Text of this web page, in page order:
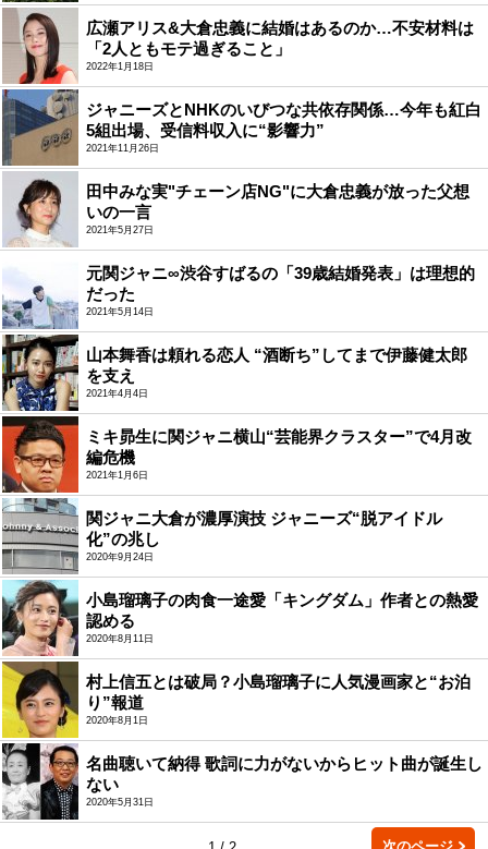
広瀬アリス&大倉忠義に結婚はあるのか…不安材料は
「2人ともモテ過ぎること」
2022年1月18日
ジャニーズとNHKのいびつな共依存関係…今年も紅白
5組出場、受信料収入に“影響力”
2021年11月26日
田中みな実"チェーン店NG"に大倉忠義が放った父想
いの一言
2021年5月27日
元関ジャニ∞渋谷すばるの「39歳結婚発表」は理想的
だった
2021年5月14日
山本舞香は頼れる恋人 “酒断ち”してまで伊藤健太郎
を支え
2021年4月4日
ミキ昴生に関ジャニ横山“芸能界クラスター”で4月改
編危機
2021年1月6日
関ジャニ大倉が濃厚演技 ジャニーズ“脱アイドル
化”の兆し
2020年9月24日
小島瑠璃子の肉食一途愛「キングダム」作者との熱愛
認める
2020年8月11日
村上信五とは破局？小島瑠璃子に人気漫画家と“お泊
り”報道
2020年8月1日
名曲聴いて納得 歌詞に力がないからヒット曲が誕生し
ない
2020年5月31日